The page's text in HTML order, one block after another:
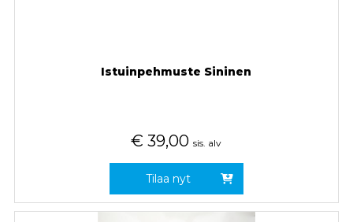
Istuinpehmuste Sininen
€ 39,00 sis. alv
Tilaa nyt